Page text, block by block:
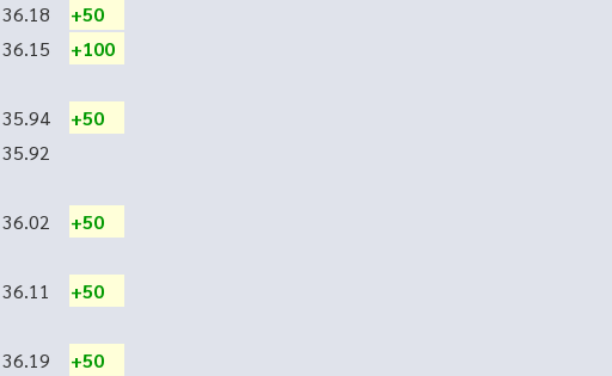
36.18
+50
36.15
+100
35.94
+50
35.92
36.02
+50
36.11
+50
36.19
+50